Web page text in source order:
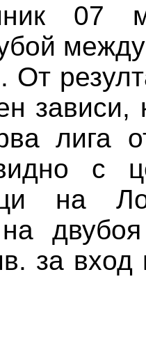
07
От
лига
с
на
на
за вход